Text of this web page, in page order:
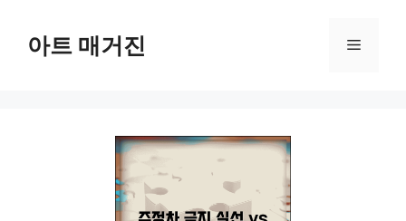
아트 매거진 메